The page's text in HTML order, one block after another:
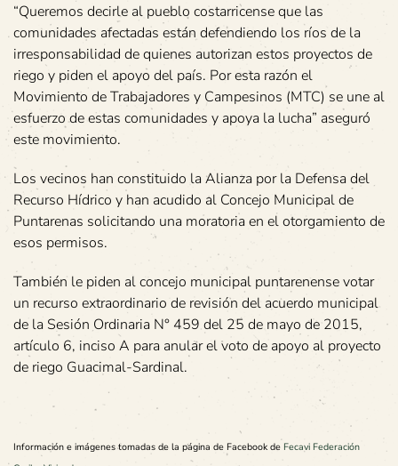
“Queremos decirle al pueblo costarricense que las
comunidades afectadas están defendiendo los ríos de la
irresponsabilidad de quienes autorizan estos proyectos de
riego y piden el apoyo del país. Por esta razón el
Movimiento de Trabajadores y Campesinos (MTC) se une al
esfuerzo de estas comunidades y apoya la lucha” aseguró
este movimiento.
Los vecinos han constituido la Alianza por la Defensa del
Recurso Hídrico y han acudido al Concejo Municipal de
Puntarenas solicitando una moratoria en el otorgamiento de
esos permisos.
También le piden al concejo municipal puntarenense votar
un recurso extraordinario de revisión del acuerdo municipal
de la Sesión Ordinaria N° 459 del 25 de mayo de 2015,
artículo 6, inciso A para anular el voto de apoyo al proyecto
de riego Guacimal-Sardinal.
Información e imágenes tomadas de la página de Facebook de Fecavi Federación